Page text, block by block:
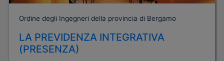
Ordine degli Ingegneri della provincia di Bergamo
LA PREVIDENZA INTEGRATIVA
(PRESENZA)